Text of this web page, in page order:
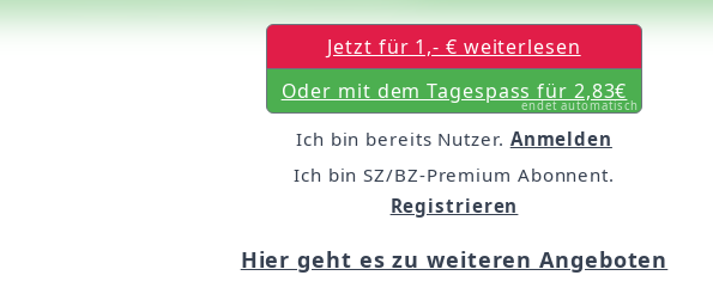
Jetzt für 1,- € weiterlesen
Oder mit dem Tagespass für 2,83€
endet automatisch
Ich bin bereits Nutzer. Anmelden
Ich bin SZ/BZ-Premium Abonnent.
Registrieren
Hier geht es zu weiteren Angeboten